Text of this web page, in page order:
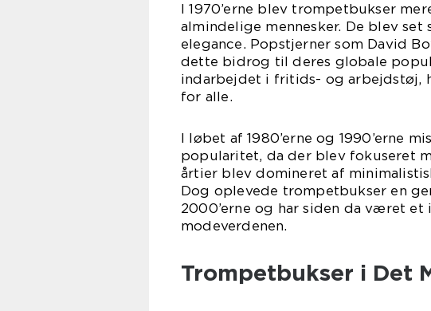
I 1970’erne blev trompetbukser
almindelige mennesker. De blev
elegance. Popstjerner som David
dette bidrog til deres globale
indarbejdet i fritids- og
for alle.
I løbet af 1980’erne og 1990’erne
popularitet, da der blev fokuseret
årtier blev domineret af
Dog oplevede trompetbukser en
2000’erne og har siden da været
modeverdenen.
Trompetbukser i Det